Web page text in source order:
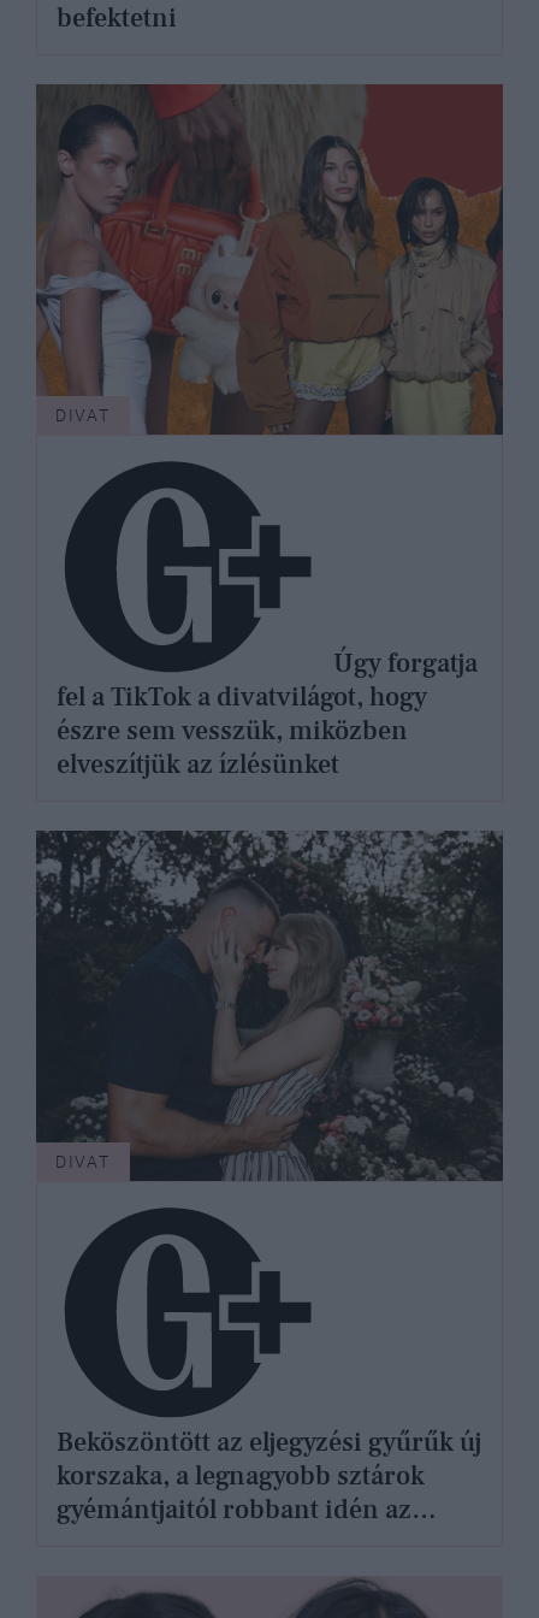
befektetni
DIVAT
fel a TikTok a divatvilágot, hogy
észre sem vesszük, miközben
elveszítjük az ízlésünket
DIVAT
Beköszöntött az eljegyzési gyűrűk új
korszaka, a legnagyobb sztárok
gyémántjaitól robbant idén az